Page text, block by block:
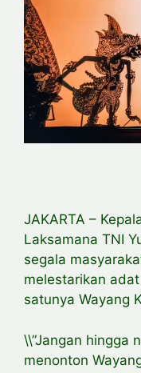
JAKARTA –
Laksamana TNI
segala
melestarikan
satunya Wayang
\\”Jangan hingga
menonton